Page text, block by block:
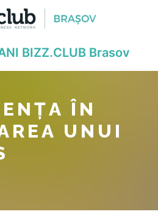
BIZZ.CLUB Brasov
ÎN
UNUI